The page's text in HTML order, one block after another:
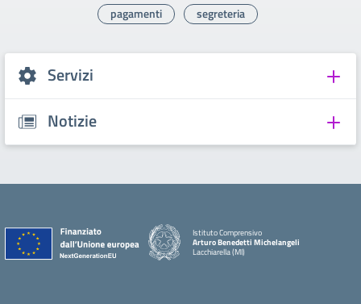
pagamenti
segreteria
Servizi
Notizie
Istituto Comprensivo
Arturo Benedetti Michelangeli
Lacchiarella (MI)